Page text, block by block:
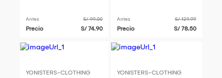
Antes S/ 99.00
Precio S/ 74.90
Antes S/ 129.99
Precio S/ 78.50
YONISTERS-CLOTHING YONISTERS-CLOTHING